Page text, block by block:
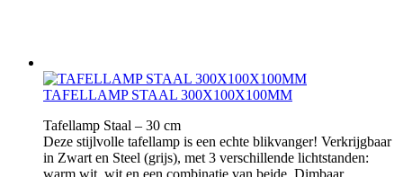
TAFELLAMP STAAL 300X100X100MM
Tafellamp Staal – 30 cm
Deze stijlvolle tafellamp is een echte blikvanger! Verkrijgbaar
in Zwart en Steel (grijs), met 3 verschillende lichtstanden:
warm wit, wit en een combinatie van beide. Dimbaar,